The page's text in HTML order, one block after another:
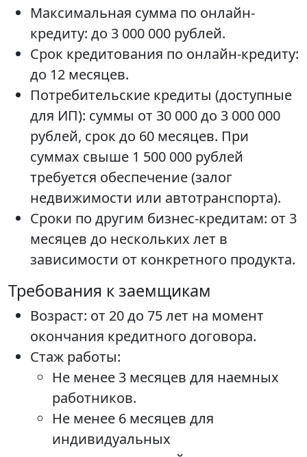
Максимальная сумма по онлайн-
кредиту: до 3 000 000 рублей.
Срок кредитования по онлайн-кредиту:
до 12 месяцев.
Потребительские кредиты (доступные
для ИП): суммы от 30 000 до 3 000 000
рублей, срок до 60 месяцев. При
суммах свыше 1 500 000 рублей
требуется обеспечение (залог
недвижимости или автотранспорта).
Сроки по другим бизнес-кредитам: от 3
месяцев до нескольких лет в
зависимости от конкретного продукта.
Требования к заемщикам
Возраст: от 20 до 75 лет на момент
окончания кредитного договора.
Стаж работы:
Не менее 3 месяцев для наемных
работников.
Не менее 6 месяцев для
индивидуальных